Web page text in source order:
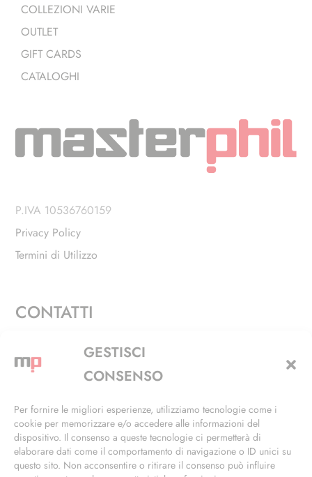
GESTISCI
CONSENSO
Per fornire le migliori esperienze, utilizziamo tecnologie come i
cookie per memorizzare e/o accedere alle informazioni del
dispositivo. Il consenso a queste tecnologie ci permetterà di
elaborare dati come il comportamento di navigazione o ID unici su
questo sito. Non acconsentire o ritirare il consenso può influire
COLLEZIONI VARIE
OUTLET
GIFT CARDS
CATALOGHI
P.IVA 10536760159
Privacy Policy
Termini di Utilizzo
CONTATTI
Via Alfieri, 27 - Trezzano Sul Naviglio (MI)
+39 02 4846 3155
info@masterphil.it